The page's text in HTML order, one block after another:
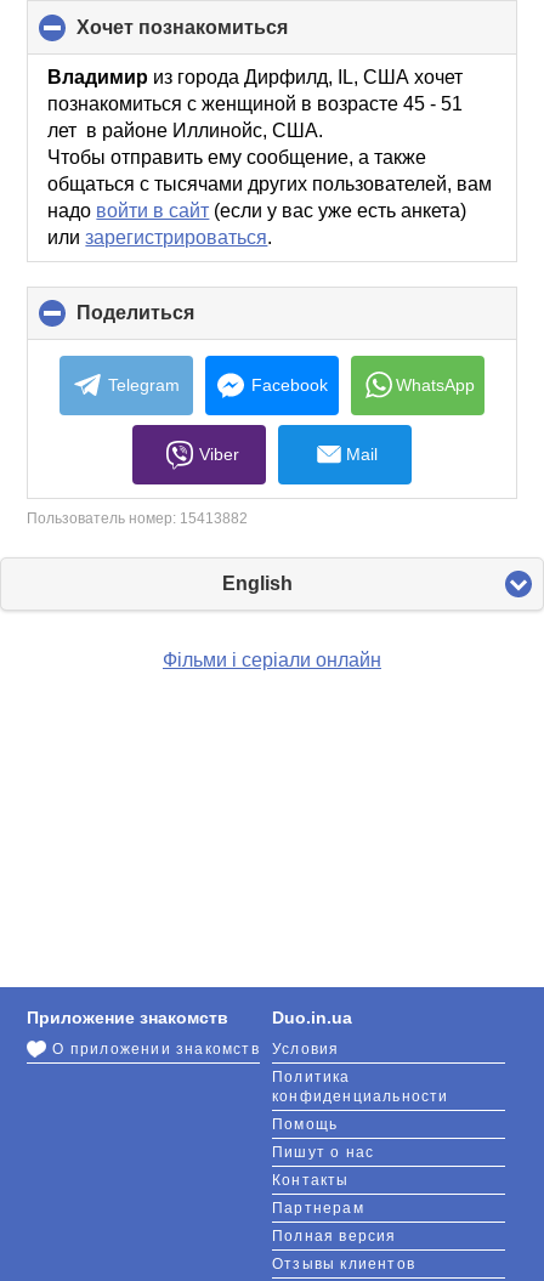
хочет познакомиться
to
collapse
contents
Владимир из города Дирфилд, IL, США хочет
познакомиться с женщиной в возрасте 45 - 51
лет в районе Иллинойс, США.
Чтобы отправить ему сообщение, а также
общаться с тысячами других пользователей, вам
надо войти в сайт (если у вас уже есть анкета)
илизарегистрироваться.
Поделиться
to
collapse
contents
Telegram Facebook WhatsApp
Viber Mail
Пользователь номер: 15413882
English
Фільми і серіали онлайн
Duo.in.ua
Условия
Политика
конфиденциальности
Помощь
Пишут о нас
Контакты
Партнерам
Полная версия
Отзывы клиентов
Приложение знакомств
О приложении знакомств